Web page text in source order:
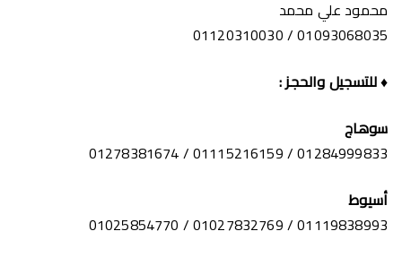
محمود علي محمد
01093068035 / 01120310030
♦للتسجيل والحجز :
سوهاج
01284999833 / 01115216159 / 01278381674
أسيوط
01119838993 / 01027832769 / 01025854770